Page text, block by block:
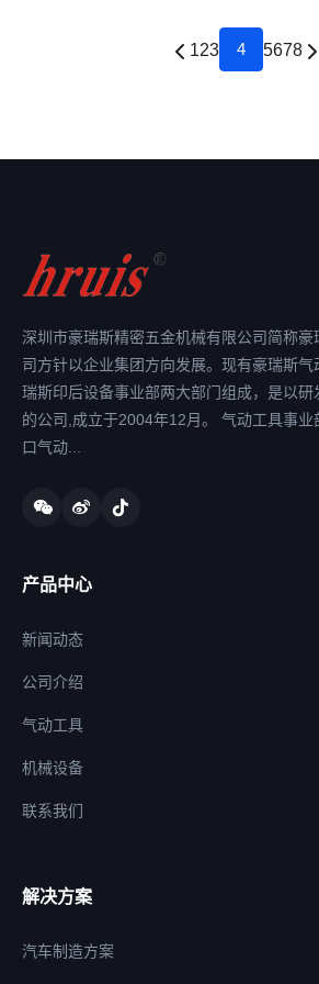
123 4 5678
深圳市豪瑞斯精密五金机械有限公司简称豪
司方针以企业集团方向发展。现有豪瑞斯气
瑞斯印后设备事业部两大部门组成，是以
的公司,成立于2004年12月。 气动工具事业
口气动...
产品中心
新闻动态
公司介绍
气动工具
机械设备
联系我们
解决方案
汽车制造方案